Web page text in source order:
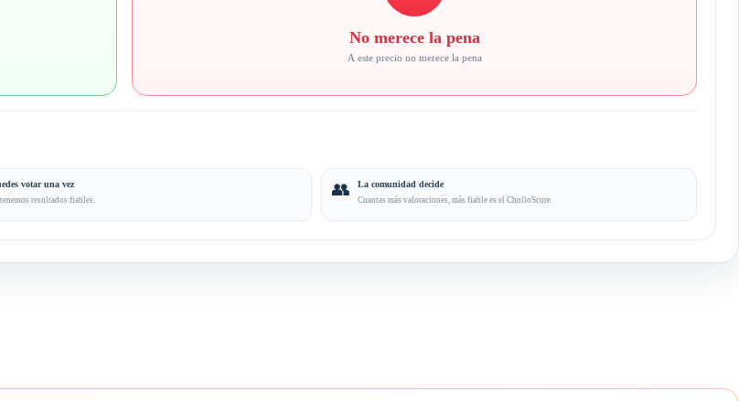
No merece la pena
A este precio no merece la pena
votar una vez
resultados fiables.
👥 La comunidad decide
Cuantas más valoraciones, más fiable es el CholloScore.